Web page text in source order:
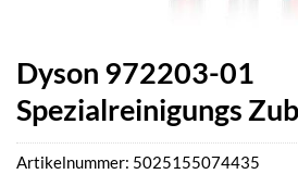
Dyson 972203-01
Spezialreinigungs
Artikelnummer: 5025155074435